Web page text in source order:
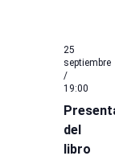
del
libro
25
septiembre
/
19:00